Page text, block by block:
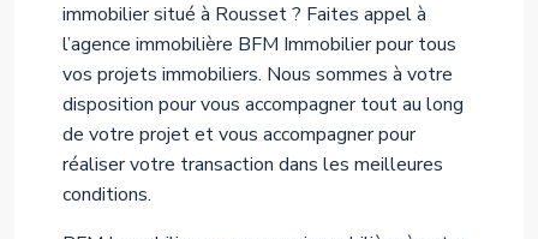
immobilier situé à Rousset ? Faites appel à
l’agence immobilière BFM Immobilier pour tous
vos projets immobiliers. Nous sommes à votre
disposition pour vous accompagner tout au long
de votre projet et vous accompagner pour
réaliser votre transaction dans les meilleures
conditions.